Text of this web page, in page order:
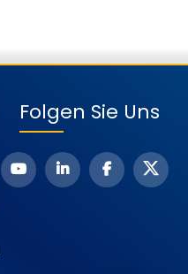
Folgen Sie Uns